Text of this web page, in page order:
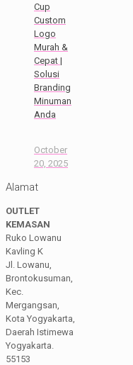
Cup
Custom
Logo
Murah &
Cepat |
Solusi
Branding
Minuman
Anda
October
20, 2025
Alamat
OUTLET
KEMASAN
Ruko Lowanu
Kavling K
Jl. Lowanu,
Brontokusuman,
Kec.
Mergangsan,
Kota Yogyakarta,
Daerah Istimewa
Yogyakarta.
55153